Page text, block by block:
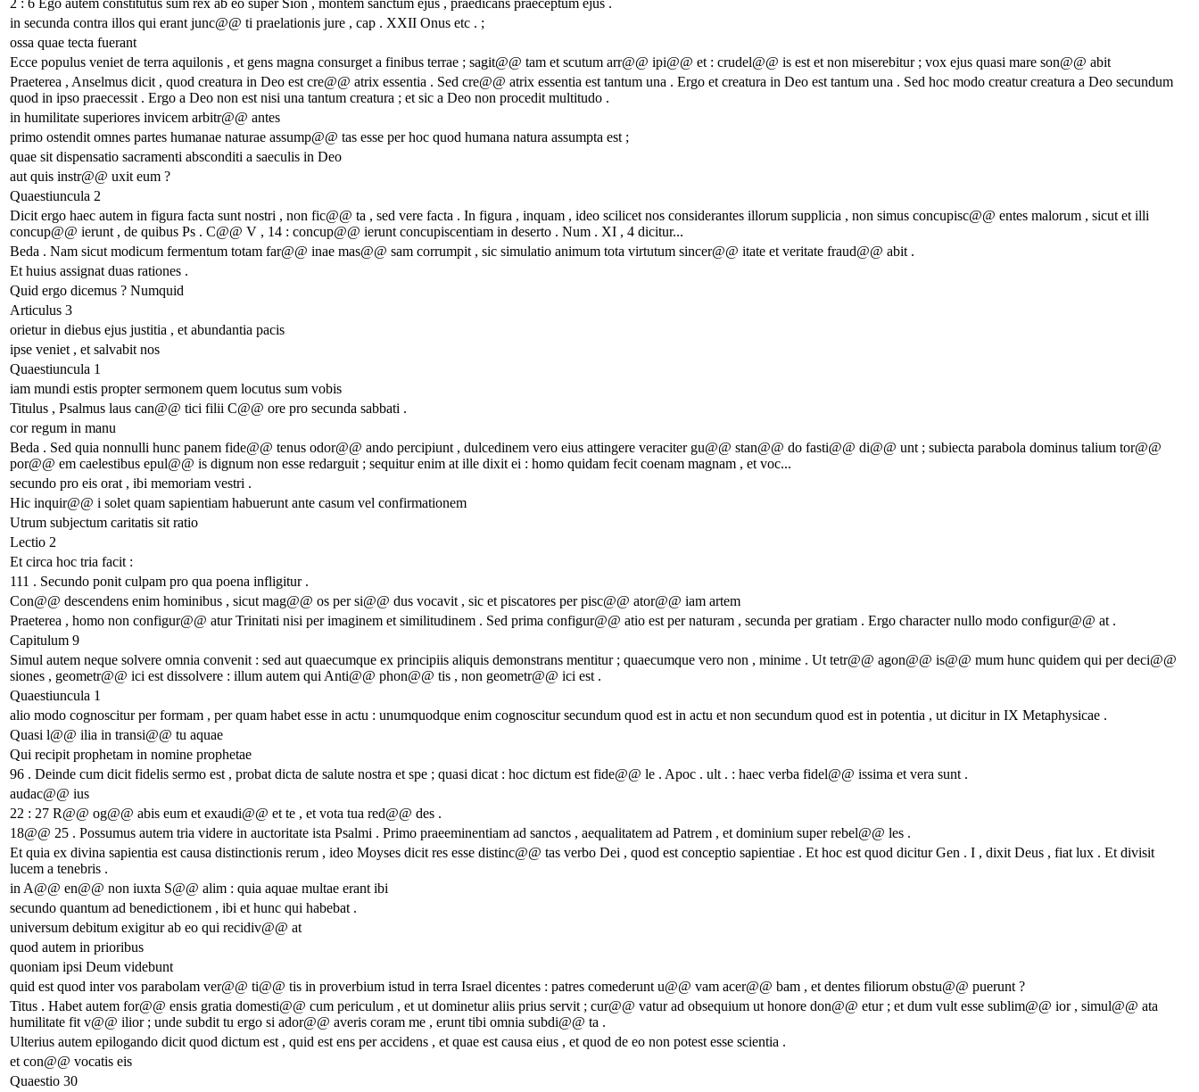
2 : 6 Ego autem constitutus sum rex ab eo super Sion , montem sanctum ejus , praedicans praeceptum ejus .
in secunda contra illos qui erant junc@@ ti praelationis jure , cap . XXII Onus etc . ;
ossa quae tecta fuerant
Ecce populus veniet de terra aquilonis , et gens magna consurget a finibus terrae ; sagit@@ tam et scutum arr@@ ipi@@ et : crudel@@ is est et non miserebitur ; vox ejus quasi mare son@@ abit
Praeterea , Anselmus dicit , quod creatura in Deo est cre@@ atrix essentia . Sed cre@@ atrix essentia est tantum una . Ergo et creatura in Deo est tantum una . Sed hoc modo creatur creatura a Deo secundum
quod in ipso praecessit . Ergo a Deo non est nisi una tantum creatura ; et sic a Deo non procedit multitudo .
in humilitate superiores invicem arbitr@@ antes
primo ostendit omnes partes humanae naturae assump@@ tas esse per hoc quod humana natura assumpta est ;
quae sit dispensatio sacramenti absconditi a saeculis in Deo
aut quis instr@@ uxit eum ?
Quaestiuncula 2
Dicit ergo haec autem in figura facta sunt nostri , non fic@@ ta , sed vere facta . In figura , inquam , ideo scilicet nos considerantes illorum supplicia , non simus concupisc@@ entes malorum , sicut et illi
concup@@ ierunt , de quibus Ps . C@@ V , 14 : concup@@ ierunt concupiscentiam in deserto . Num . XI , 4 dicitur...
Beda . Nam sicut modicum fermentum totam far@@ inae mas@@ sam corrumpit , sic simulatio animum tota virtutum sincer@@ itate et veritate fraud@@ abit .
Et huius assignat duas rationes .
Quid ergo dicemus ? Numquid
Articulus 3
orietur in diebus ejus justitia , et abundantia pacis
ipse veniet , et salvabit nos
Quaestiuncula 1
iam mundi estis propter sermonem quem locutus sum vobis
Titulus , Psalmus laus can@@ tici filii C@@ ore pro secunda sabbati .
cor regum in manu
Beda . Sed quia nonnulli hunc panem fide@@ tenus odor@@ ando percipiunt , dulcedinem vero eius attingere veraciter gu@@ stan@@ do fasti@@ di@@ unt ; subiecta parabola dominus talium tor@@
por@@ em caelestibus epul@@ is dignum non esse redarguit ; sequitur enim at ille dixit ei : homo quidam fecit coenam magnam , et voc...
secundo pro eis orat , ibi memoriam vestri .
Hic inquir@@ i solet quam sapientiam habuerunt ante casum vel confirmationem
Utrum subjectum caritatis sit ratio
Lectio 2
Et circa hoc tria facit :
111 . Secundo ponit culpam pro qua poena infligitur .
Con@@ descendens enim hominibus , sicut mag@@ os per si@@ dus vocavit , sic et piscatores per pisc@@ ator@@ iam artem
Praeterea , homo non configur@@ atur Trinitati nisi per imaginem et similitudinem . Sed prima configur@@ atio est per naturam , secunda per gratiam . Ergo character nullo modo configur@@ at .
Capitulum 9
Simul autem neque solvere omnia convenit : sed aut quaecumque ex principiis aliquis demonstrans mentitur ; quaecumque vero non , minime . Ut tetr@@ agon@@ is@@ mum hunc quidem qui per deci@@
siones , geometr@@ ici est dissolvere : illum autem qui Anti@@ phon@@ tis , non geometr@@ ici est .
Quaestiuncula 1
alio modo cognoscitur per formam , per quam habet esse in actu : unumquodque enim cognoscitur secundum quod est in actu et non secundum quod est in potentia , ut dicitur in IX Metaphysicae .
Quasi l@@ ilia in transi@@ tu aquae
Qui recipit prophetam in nomine prophetae
96 . Deinde cum dicit fidelis sermo est , probat dicta de salute nostra et spe ; quasi dicat : hoc dictum est fide@@ le . Apoc . ult . : haec verba fidel@@ issima et vera sunt .
audac@@ ius
22 : 27 R@@ og@@ abis eum et exaudi@@ et te , et vota tua red@@ des .
18@@ 25 . Possumus autem tria videre in auctoritate ista Psalmi . Primo praeeminentiam ad sanctos , aequalitatem ad Patrem , et dominium super rebel@@ les .
Et quia ex divina sapientia est causa distinctionis rerum , ideo Moyses dicit res esse distinc@@ tas verbo Dei , quod est conceptio sapientiae . Et hoc est quod dicitur Gen . I , dixit Deus , fiat lux . Et divisit
lucem a tenebris .
in A@@ en@@ non iuxta S@@ alim : quia aquae multae erant ibi
secundo quantum ad benedictionem , ibi et hunc qui habebat .
universum debitum exigitur ab eo qui recidiv@@ at
quod autem in prioribus
quoniam ipsi Deum videbunt
quid est quod inter vos parabolam ver@@ ti@@ tis in proverbium istud in terra Israel dicentes : patres comederunt u@@ vam acer@@ bam , et dentes filiorum obstu@@ puerunt ?
Titus . Habet autem for@@ ensis gratia domesti@@ cum periculum , et ut dominetur aliis prius servit ; cur@@ vatur ad obsequium ut honore don@@ etur ; et dum vult esse sublim@@ ior , simul@@ ata
humilitate fit v@@ ilior ; unde subdit tu ergo si ador@@ averis coram me , erunt tibi omnia subdi@@ ta .
Ulterius autem epilogando dicit quod dictum est , quid est ens per accidens , et quae est causa eius , et quod de eo non potest esse scientia .
et con@@ vocatis eis
Quaestio 30